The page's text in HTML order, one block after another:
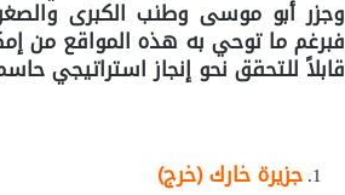
وجزر أبو موسى وطنب الكبرى
فبرغم ما توحي به هذه المواقع من
قابلاً للتحقق نحو إنجاز استراتيجي
جزيرة خارك (خرج)